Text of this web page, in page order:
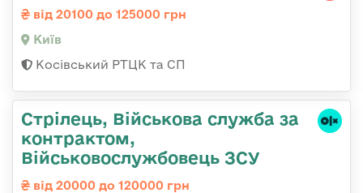
від 20100 до 125000 грн
Київ
Косівський РТЦК та СП
Стрілець, Військова служба за
контрактом,
Військовослужбовець ЗСУ
від 20000 до 120000 грн